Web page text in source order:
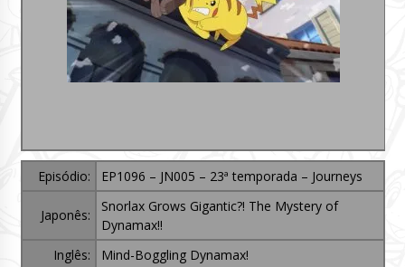
Episódio: EP1096 – JN005 – 23ª temporada – Journeys
Japonês:
Snorlax Grows Gigantic?! The Mystery of
Dynamax!!
Inglês:
Mind-Boggling Dynamax!